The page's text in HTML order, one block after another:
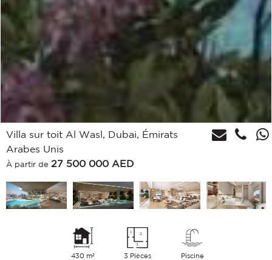
Villa sur toit Al Wasl, Dubai, Émirats
Arabes Unis
À partir de 27 500 000 AED
430 m² 3 Pièces Piscine